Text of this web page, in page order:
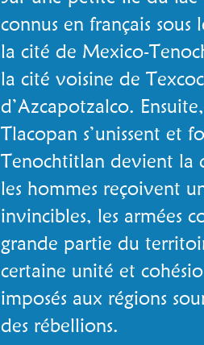
connus en français
la cité de Mexico-
la cité voisine de
d’Azcapotzalco.
Tlacopan s’unissent et
Tenochtitlan devient la
les hommes reçoivent
invincibles, les armées
grande partie du
certaine unité et
imposés aux régions
des rébellions.